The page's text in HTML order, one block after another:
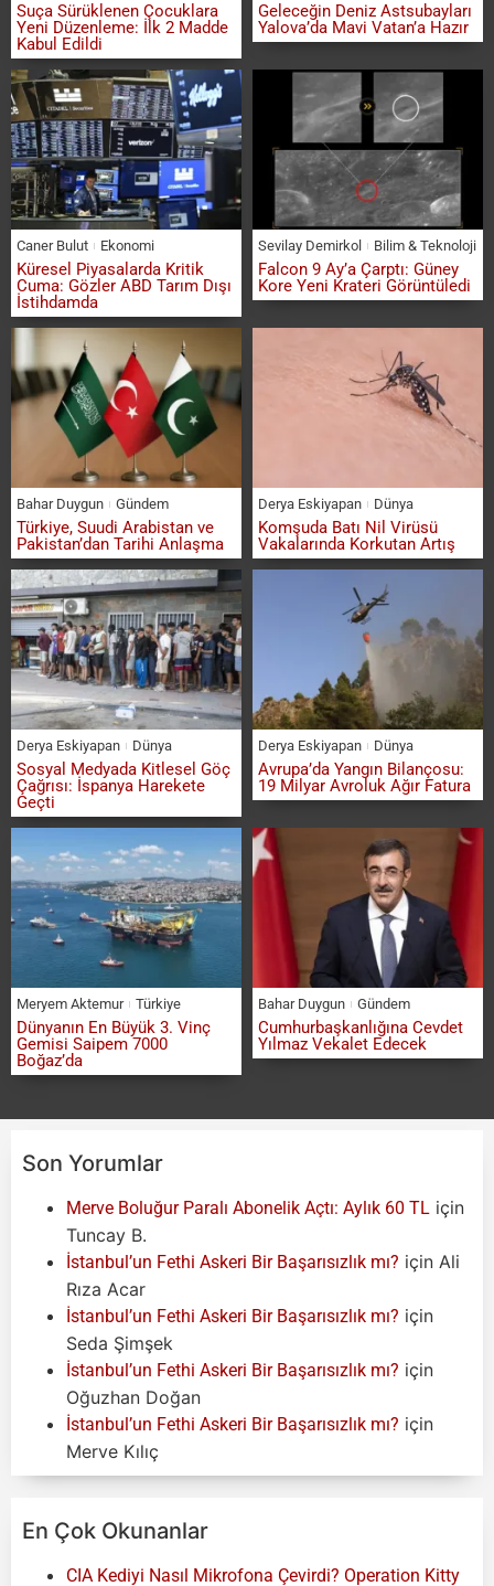
Suça Sürüklenen Çocuklara
Yeni Düzenleme: İlk 2 Madde
Kabul Edildi
Geleceğin Deniz Astsubayları
Yalova’da Mavi Vatan’a Hazır
Caner Bulut Ekonomi
Küresel Piyasalarda Kritik
Cuma: Gözler ABD Tarım Dışı
İstihdamda
Sevilay Demirkol Bilim & Teknoloji
Falcon 9 Ay’a Çarptı: Güney
Kore Yeni Krateri Görüntüledi
Bahar Duygun Gündem
Türkiye, Suudi Arabistan ve
Pakistan’dan Tarihi Anlaşma
Derya Eskiyapan Dünya
Komşuda Batı Nil Virüsü
Vakalarında Korkutan Artış
Derya Eskiyapan Dünya
Sosyal Medyada Kitlesel Göç
Çağrısı: İspanya Harekete
Geçti
Derya Eskiyapan Dünya
Avrupa’da Yangın Bilançosu:
19 Milyar Avroluk Ağır Fatura
Meryem Aktemur Türkiye
Dünyanın En Büyük 3. Vinç
Gemisi Saipem 7000
Boğaz’da
Bahar Duygun Gündem
Cumhurbaşkanlığına Cevdet
Yılmaz Vekalet Edecek
Son Yorumlar
Merve Boluğur Paralı Abonelik Açtı: Aylık 60 TL için
Tuncay B.
İstanbul’un Fethi Askeri Bir Başarısızlık mı? için Ali
Rıza Acar
İstanbul’un Fethi Askeri Bir Başarısızlık mı? için
Seda Şimşek
İstanbul’un Fethi Askeri Bir Başarısızlık mı? için
Oğuzhan Doğan
İstanbul’un Fethi Askeri Bir Başarısızlık mı? için
Merve Kılıç
En Çok Okunanlar
CIA Kediyi Nasıl Mikrofona Çevirdi? Operation Kitty